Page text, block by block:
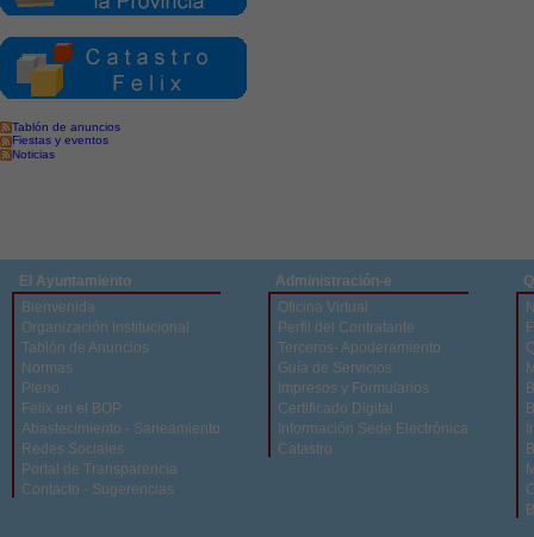
Tablón de anuncios
Fiestas y eventos
Noticias
El Ayuntamiento
Bienvenida
Organización Institucional
Tablón de Anuncios
Normas
Pleno
Felix en el BOP
Abastecimiento - Saneamiento
Redes Sociales
Portal de Transparencia
Contacto - Sugerencias
Administración-e
Oficina Virtual
Perfil del Contratante
Terceros- Apoderamiento
Guía de Servicios
Impresos y Formularios
Certificado Digital
Información Sede Electrónica
Catastro